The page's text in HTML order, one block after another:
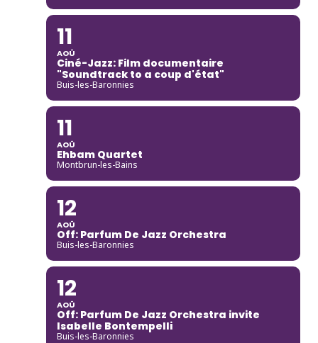
11
AOÛ
Ciné-Jazz: Film documentaire
"Soundtrack to a coup d'état"
Buis-les-Baronnies
11
AOÛ
Ehbam Quartet
Montbrun-les-Bains
12
AOÛ
Off: Parfum De Jazz Orchestra
Buis-les-Baronnies
12
AOÛ
Off: Parfum De Jazz Orchestra invite
Isabelle Bontempelli
Buis-les-Baronnies